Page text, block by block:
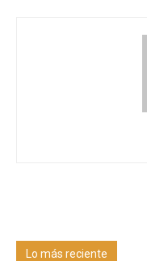
Lo más reciente